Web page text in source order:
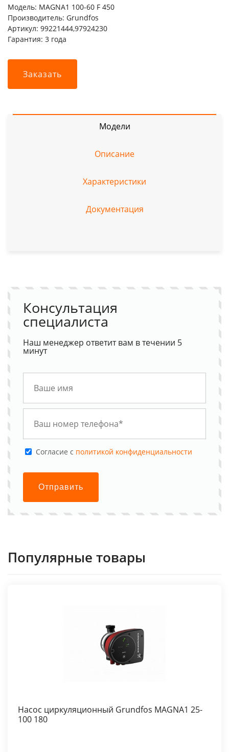
Модель: MAGNA1 100-60 F 450
Производитель: Grundfos
Артикул: 99221444,97924230
Гарантия: 3 года
Заказать
Модели
Описание
Характеристики
Документация
Консультация
специалиста
Наш менеджер ответит вам в течении 5
минут
Cогласие с политикой конфиденциальности
Отправить
Популярные товары
Насос циркуляционный Grundfos MAGNA1 25-
100 180